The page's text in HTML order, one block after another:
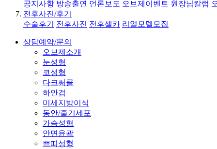
공지사항 방송출연 언론보도 오브제이벤트 원장님칼럼
전후사진/후기
수술후기
전후사진 전후셀카 리얼모델모집
상담예약/문의
오브제소개
눈성형
코성형
다크써클
하안검
미세지방이식
동안/줄기세포
가슴성형
안면윤곽
쁘띠성형